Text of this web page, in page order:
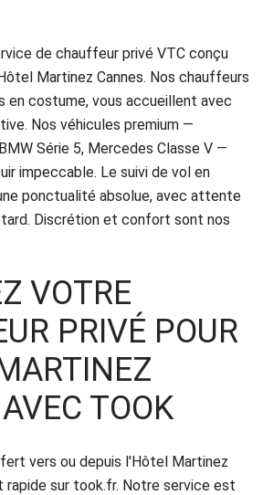
de chauffeur privé VTC conçu
Martinez Cannes. Nos chauffeurs
en costume, vous accueillent avec
Nos véhicules premium —
Série 5, Mercedes Classe V —
impeccable. Le suivi de vol en
ponctualité absolue, avec attente
Discrétion et confort sont nos
VOTRE
PRIVÉ POUR
TOOK
vers ou depuis l'Hôtel Martinez
rapide sur took.fr. Notre service est